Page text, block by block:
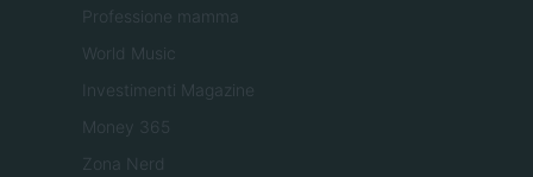
Professione mamma
World Music
Investimenti Magazine
Money 365
Zona Nerd